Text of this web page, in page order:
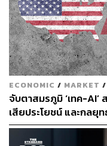
ทั้งนี้ การพบปะครั้งนี้จึ
ระหว่าง 2 ประเทศใน
ตำแหน่ง ซึ่งน่าจับตาว่า
สัมพันธ์จีน-สหรัฐฯ เปลี่
ภาพ:
Leah Millis /
อ้างอิง:
https://
ECONOMIC / MARKET /
จับตาสมรภูมิ ‘เทค-AI’
เสียประโยชน์ และกล
5 ปีข้างหน้า